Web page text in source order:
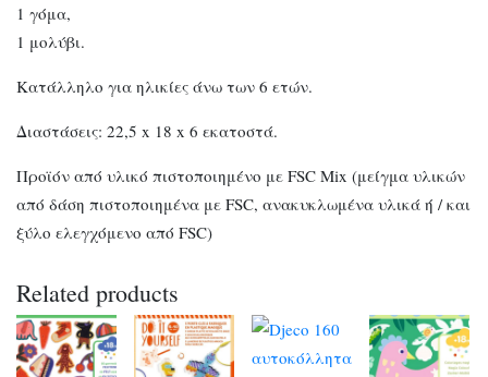
1 γόμα,
1 μολύβι.
Κατάλληλο για ηλικίες άνω των 6 ετών.
Διαστάσεις: 22,5 x 18 x 6 εκατοστά.
Προϊόν από υλικό πιστοποιημένο με FSC Mix (μείγμα υλικών
από δάση πιστοποιημένα με FSC, ανακυκλωμένα υλικά ή / και
ξύλο ελεγχόμενο από FSC)
Related products